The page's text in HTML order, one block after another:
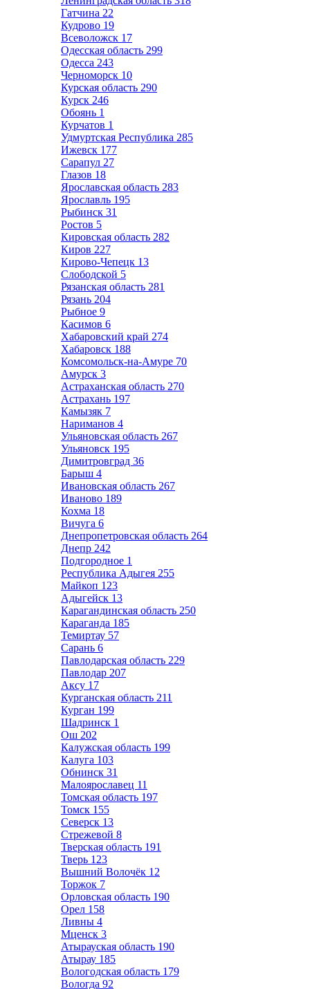
Гатчина 22
Кудрово 19
Всеволожск 17
Одесская область 299
Одесса 243
Черноморск 10
Курская область 290
Курск 246
Обоянь 1
Курчатов 1
Удмуртская Республика 285
Ижевск 177
Сарапул 27
Глазов 18
Ярославская область 283
Ярославль 195
Рыбинск 31
Ростов 5
Кировская область 282
Киров 227
Кирово-Чепецк 13
Слободской 5
Рязанская область 281
Рязань 204
Рыбное 9
Касимов 6
Хабаровский край 274
Хабаровск 188
Комсомольск-на-Амуре 70
Амурск 3
Астраханская область 270
Астрахань 197
Камызяк 7
Нариманов 4
Ульяновская область 267
Ульяновск 195
Димитровград 36
Барыш 4
Ивановская область 267
Иваново 189
Кохма 18
Вичуга 6
Днепропетровская область 264
Днепр 242
Подгородное 1
Республика Адыгея 255
Майкоп 123
Адыгейск 13
Карагандинская область 250
Караганда 185
Темиртау 57
Сарань 6
Павлодарская область 229
Павлодар 207
Аксу 17
Курганская область 211
Курган 199
Шадринск 1
Ош 202
Калужская область 199
Калуга 103
Обнинск 31
Малоярославец 11
Томская область 197
Томск 155
Северск 13
Стрежевой 8
Тверская область 191
Тверь 123
Вышний Волочёк 12
Торжок 7
Орловская область 190
Орел 158
Ливны 4
Мценск 3
Атырауская область 190
Атырау 185
Вологодская область 179
Вологда 92